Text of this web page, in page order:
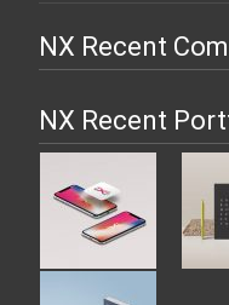
NX Recent
NX Recent